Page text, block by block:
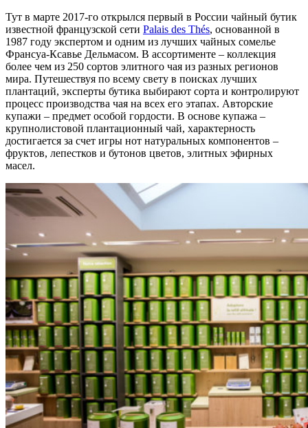
Тут в марте 2017-го открылся первый в России чайный бутик
известной французской сети Palais des Thés, основанной в
1987 году экспертом и одним из лучших чайных сомелье
Франсуа-Ксавье Дельмасом. В ассортименте – коллекция
более чем из 250 сортов элитного чая из разных регионов
мира. Путешествуя по всему свету в поисках лучших
плантаций, эксперты бутика выбирают сорта и контролируют
процесс производства чая на всех его этапах. Авторские
купажи – предмет особой гордости. В основе купажа –
крупнолистовой плантационный чай, характерность
достигается за счет игры нот натуральных компонентов –
фруктов, лепестков и бутонов цветов, элитных эфирных
масел.